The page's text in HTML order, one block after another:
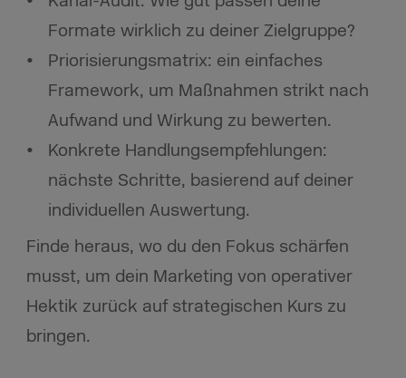
Formate wirklich zu deiner Zielgruppe?
Priorisierungsmatrix: ein einfaches
Framework, um Maßnahmen strikt nach
Aufwand und Wirkung zu bewerten.
Konkrete Handlungsempfehlungen:
nächste Schritte, basierend auf deiner
individuellen Auswertung.
Finde heraus, wo du den Fokus schärfen
musst, um dein Marketing von operativer
Hektik zurück auf strategischen Kurs zu
bringen.